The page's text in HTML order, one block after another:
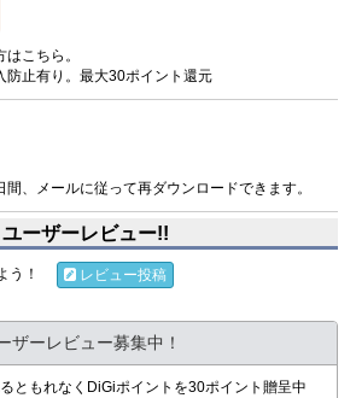
こちら。
防止有り。最大30ポイント還元
、メールに従って再ダウンロードできます。
ユーザーレビュー!!
う！
レビュー投稿
ザーレビュー募集中！
ともれなくDiGiポイントを30ポイント贈呈中